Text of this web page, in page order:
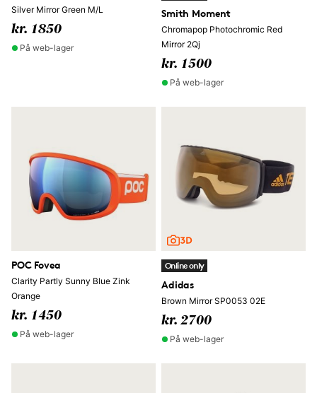
Silver Mirror Green M/L
kr. 1850
På web-lager
Smith Moment
Chromapop Photochromic Red
Mirror 2Qj
kr. 1500
På web-lager
POC Fovea
Clarity Partly Sunny Blue Zink
Orange
kr. 1450
På web-lager
Online only
Adidas
Brown Mirror SP0053 02E
kr. 2700
På web-lager